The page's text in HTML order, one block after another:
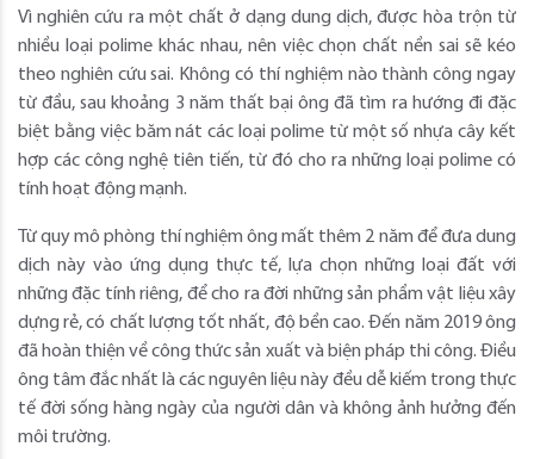
Vì nghiên cứu ra một chất ở dạng dung dịch, được hòa trộn từ
nhiều loại polime khác nhau, nên việc chọn chất nền sai sẽ kéo
theo nghiên cứu sai. Không có thí nghiệm nào thành công ngay
từ đầu, sau khoảng 3 năm thất bại ông đã tìm ra hướng đi đặc
biệt bằng việc băm nát các loại polime từ một số nhựa cây kết
hợp các công nghệ tiên tiến, từ đó cho ra những loại polime có
tính hoạt động mạnh.
Từ quy mô phòng thí nghiệm ông mất thêm 2 năm để đưa dung
dịch này vào ứng dụng thực tế, lựa chọn những loại đất với
những đặc tính riêng, để cho ra đời những sản phẩm vật liệu xây
dựng rẻ, có chất lượng tốt nhất, độ bền cao. Đến năm 2019 ông
đã hoàn thiện về công thức sản xuất và biện pháp thi công. Điều
ông tâm đắc nhất là các nguyên liệu này đều dễ kiếm trong thực
tế đời sống hàng ngày của người dân và không ảnh hưởng đến
môi trường.